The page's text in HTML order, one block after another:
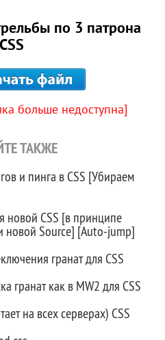
по 3 патрона
CSS
больше недоступна]
ТАКЖЕ
и пинга в CSS [Убираем
новой CSS [в принципе
новой Source] [Auto-jump]
гранат для CSS
гранат как в MW2 для CSS
на всех серверах) CSS